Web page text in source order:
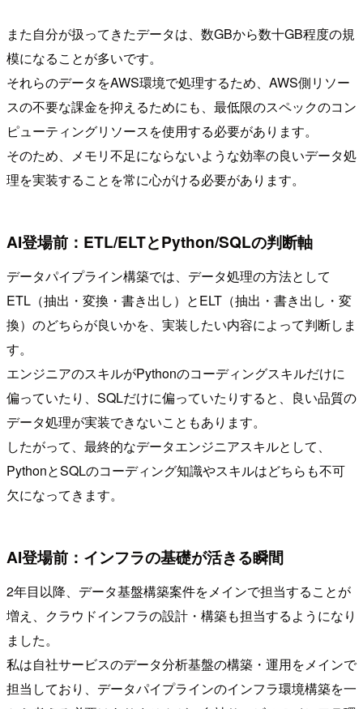
また自分が扱ってきたデータは、数GBから数十GB程度の規
模になることが多いです。
それらのデータをAWS環境で処理するため、AWS側リソー
スの不要な課金を抑えるためにも、最低限のスペックのコン
ピューティングリソースを使用する必要があります。
そのため、メモリ不足にならないような効率の良いデータ処
理を実装することを常に心がける必要があります。
AI登場前：ETL/ELTとPython/SQLの判断軸
データパイプライン構築では、データ処理の方法として
ETL（抽出・変換・書き出し）とELT（抽出・書き出し・変
換）のどちらが良いかを、実装したい内容によって判断しま
す。
エンジニアのスキルがPythonのコーディングスキルだけに
偏っていたり、SQLだけに偏っていたりすると、良い品質の
データ処理が実装できないこともあります。
したがって、最終的なデータエンジニアスキルとして、
PythonとSQLのコーディング知識やスキルはどちらも不可
欠になってきます。
AI登場前：インフラの基礎が活きる瞬間
2年目以降、データ基盤構築案件をメインで担当することが
増え、クラウドインフラの設計・構築も担当するようになり
ました。
私は自社サービスのデータ分析基盤の構築・運用をメインで
担当しており、データパイプラインのインフラ環境構築を一